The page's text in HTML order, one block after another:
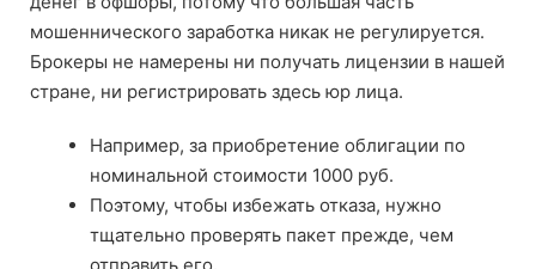
мошеннического заработка никак не регулируется.
Брокеры не намерены ни получать лицензии в нашей
стране, ни регистрировать здесь юр лица.
Например, за приобретение облигации по
номинальной стоимости 1000 руб.
Поэтому, чтобы избежать отказа, нужно
тщательно проверять пакет прежде, чем